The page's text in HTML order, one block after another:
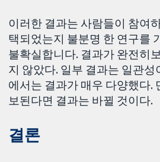
이러한 결과는 사람들이 참여
택되었는지 불분명 한 연구를
불확실합니다. 결과가 완전히
지 않았다. 일부 결과는 일관성
에서는 결과가 매우 다양했다.
보된다면 결과는 바뀔 것이다.
결론